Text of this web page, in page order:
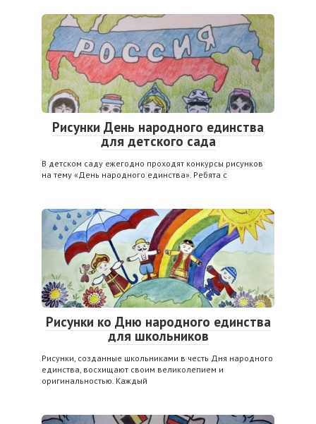
Рисунки День народного единства
для детского сада
В детском саду ежегодно проходят конкурсы рисунков
на тему «День народного единства». Ребята с
Рисунки ко Дню народного единства
для школьников
Рисунки, созданные школьниками в честь Дня народного
единства, восхищают своим великолепием и
оригинальностью. Каждый